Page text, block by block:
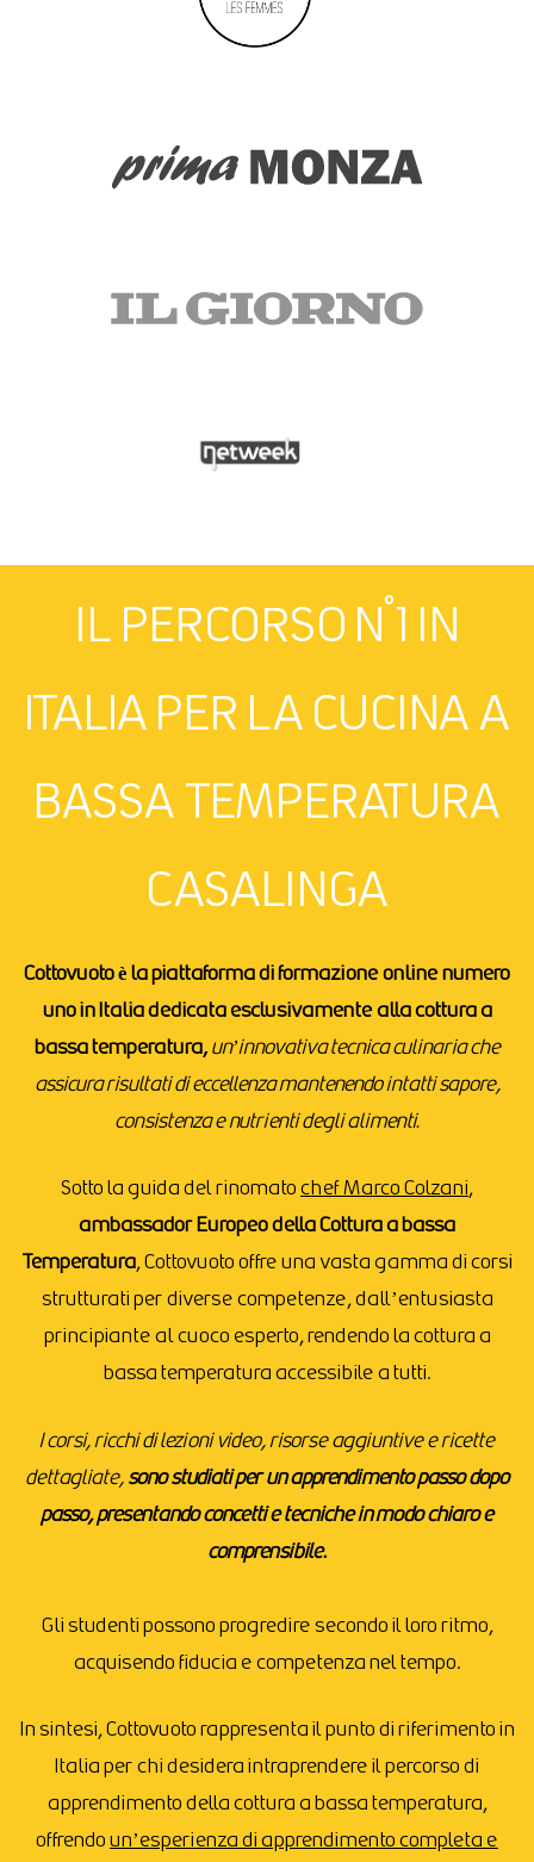
IL PERCORSO N°1 IN
ITALIA PER LA CUCINA A
BASSA TEMPERATURA
CASALINGA
Cottovuoto è la piattaforma di formazione online numero
uno in Italia dedicata esclusivamente alla cottura a
bassa temperatura, un’innovativa tecnica culinaria che
assicura risultati di eccellenza mantenendo intatti sapore,
consistenza e nutrienti degli alimenti.
Sotto la guida del rinomato chef Marco Colzani,
ambassador Europeo della Cottura a bassa
Temperatura, Cottovuoto offre una vasta gamma di corsi
strutturati per diverse competenze, dall’entusiasta
principiante al cuoco esperto, rendendo la cottura a
bassa temperatura accessibile a tutti.
I corsi, ricchi di lezioni video, risorse aggiuntive e ricette
dettagliate, sono studiati per un apprendimento passo dopo
passo, presentando concetti e tecniche in modo chiaro e
comprensibile.
Gli studenti possono progredire secondo il loro ritmo,
acquisendo fiducia e competenza nel tempo.
In sintesi, Cottovuoto rappresenta il punto di riferimento in
Italia per chi desidera intraprendere il percorso di
apprendimento della cottura a bassa temperatura,
offrendo un’esperienza di apprendimento completa e